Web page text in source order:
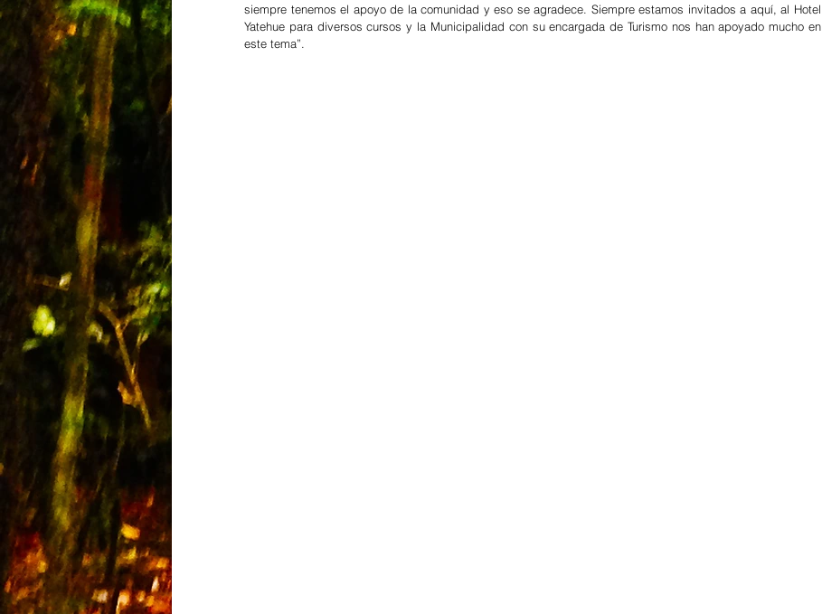
siempre tenemos el apoyo de la comunidad y eso se agradece. Siempre estamos invitados a aquí, al Hotel
Yatehue para diversos cursos y la Municipalidad con su encargada de Turismo nos han apoyado mucho en
este tema”.